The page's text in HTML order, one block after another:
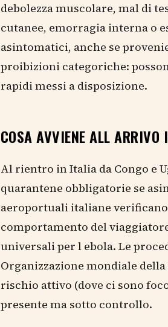
debolezza muscolare, mal di
cutanee, emorragia interna o
asintomatici, anche se
proibizioni categoriche:
rapidi messi a disposizione.
COSA AVVIENE ALL
Al rientro in Italia da Congo e
quarantene obbligatorie se
aeroportuali italiane
comportamento del
universali per l ebola. Le
Organizzazione mondiale
rischio attivo (dove ci sono
presente ma sotto controllo.